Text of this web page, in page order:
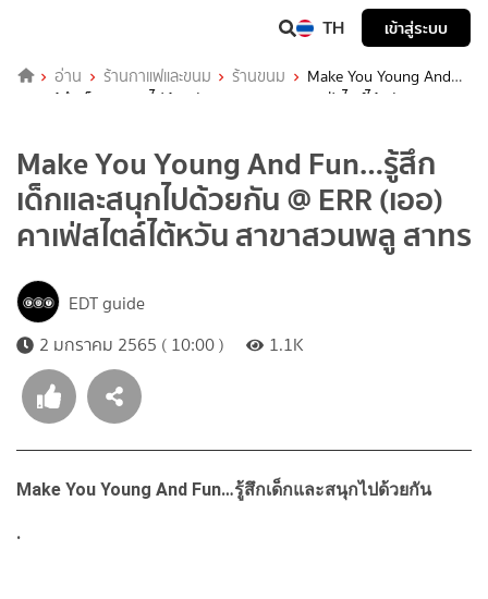
TH เข้าสู่ระบบ
อ่าน ร้านกาแฟและขนม ร้านขนม
Make You Young And
Fun…รู้สึกเด็กและสนุกไปด้วยกัน @ ERR (เออ) คาเฟ่สไตล์ไต้หวัน สาขา
Make You Young And Fun…รู้สึก
เด็กและสนุกไปด้วยกัน @ ERR (เออ)
คาเฟ่สไตล์ไต้หวัน สาขาสวนพลู สาทร
EDT guide
2 มกราคม 2565 ( 10:00 )
1.1K
Make You Young And Fun…รู้สึกเด็กและสนุกไปด้วยกัน
.